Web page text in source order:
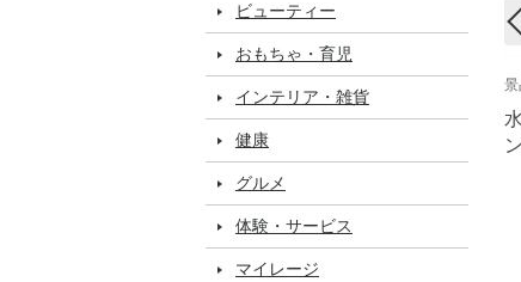
ビューティー
おもちゃ・育児
インテリア・雑貨
健康
グルメ
体験・サービス
マイレージ
景